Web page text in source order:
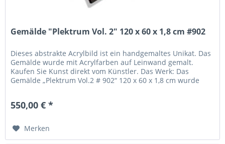
Gemälde "Plektrum Vol. 2" 120 x 60 x 1,8 cm #902
Dieses abstrakte Acrylbild ist ein handgemaltes Unikat. Das
Gemälde wurde mit Acrylfarben auf Leinwand gemalt.
Kaufen Sie Kunst direkt vom Künstler. Das Werk: Das
Gemälde „Plektrum Vol.2 # 902“ 120 x 60 x 1,8 cm wurde
550,00 € *
Merken